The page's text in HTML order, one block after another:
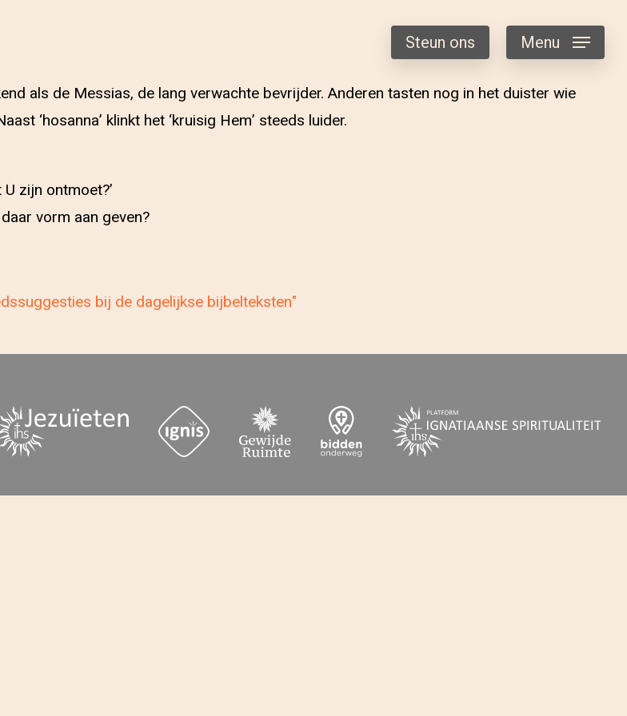
Steun ons Menu
als de Messias, de lang verwachte bevrijder. Anderen tasten nog in het duister wie
‘hosanna’ klinkt het ‘kruisig Hem’ steeds luider.
zijn ontmoet?’
vorm aan geven?
bij de dagelijkse bijbelteksten"